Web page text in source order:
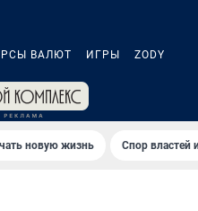
ВАЛЮТ ИГРЫ ZODY
новую жизнь Спор властей